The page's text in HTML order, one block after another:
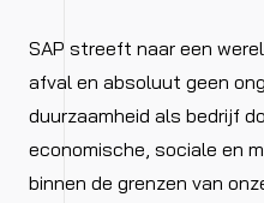
SAP streeft naar een
afval en absoluut geen
duurzaamheid als bedrijf
economische, sociale en
binnen de grenzen van